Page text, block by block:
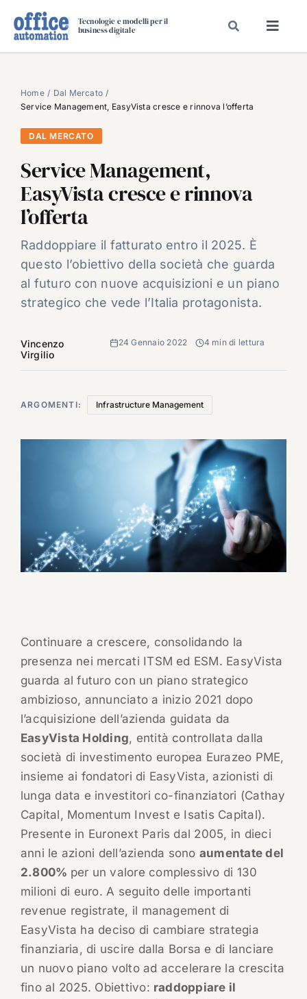
Tecnologie e modelli per il
business digitale
SPECIAL PAPER
TAVOLE ROTONDE DI REDAZIONE
DAL MERCATO
CARRIERE
VIDEO
EVENTI
CHI SIAMO
Home
Dal Mercato
Service Management, EasyVista cresce e rinnova l’offerta
DAL MERCATO
Service Management,
EasyVista cresce e rinnova
l’offerta
Raddoppiare il fatturato entro il 2025. È
questo l’obiettivo della società che guarda
al futuro con nuove acquisizioni e un piano
strategico che vede l’Italia protagonista.
Vincenzo
Virgilio
24 Gennaio 2022 4 min di lettura
ARGOMENTI: Infrastructure Management
Continuare a crescere, consolidando la
presenza nei mercati ITSM ed ESM. EasyVista
guarda al futuro con un piano strategico
ambizioso, annunciato a inizio 2021 dopo
l’acquisizione dell’azienda guidata da
EasyVista Holding, entità controllata dalla
società di investimento europea Eurazeo PME,
insieme ai fondatori di EasyVista, azionisti di
lunga data e investitori co-finanziatori (Cathay
Capital, Momentum Invest e Isatis Capital).
Presente in Euronext Paris dal 2005, in dieci
anni le azioni dell’azienda sono aumentate del
2.800% per un valore complessivo di 130
milioni di euro. A seguito delle importanti
revenue registrate, il management di
EasyVista ha deciso di cambiare strategia
finanziaria, di uscire dalla Borsa e di lanciare
un nuovo piano volto ad accelerare la crescita
fino al 2025. Obiettivo: raddoppiare il